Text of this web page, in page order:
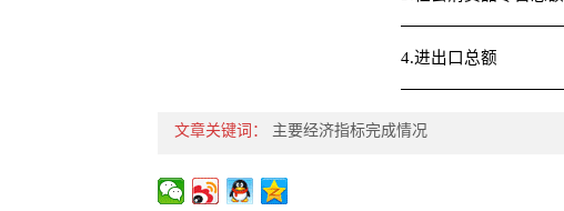
4.进出口总额
文章关键词： 主要经济指标完成情况